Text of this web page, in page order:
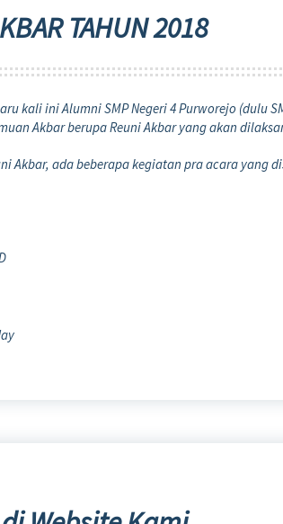
TAHUN 2018
kali ini Alumni SMP Negeri 4 Purworejo (dulu
Akbar berupa Reuni Akbar yang akan
Akbar, ada beberapa kegiatan pra acara yang